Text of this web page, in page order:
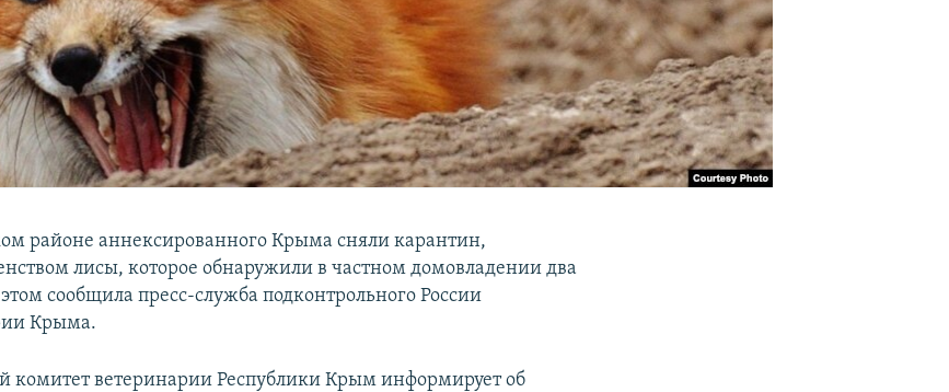
районе аннексированного Крыма сняли карантин,
лисы, которое обнаружили в частном домовладении два
сообщила пресс-служба подконтрольного России
Крыма.
комитет ветеринарии Республики Крым информирует об